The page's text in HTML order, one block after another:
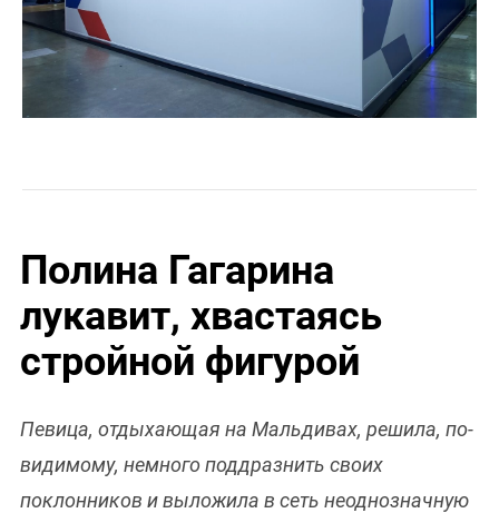
Полина Гагарина
лукавит, хвастаясь
стройной фигурой
Певица, отдыхающая на Мальдивах, решила, по-
видимому, немного поддразнить своих
поклонников и выложила в сеть неоднозначную